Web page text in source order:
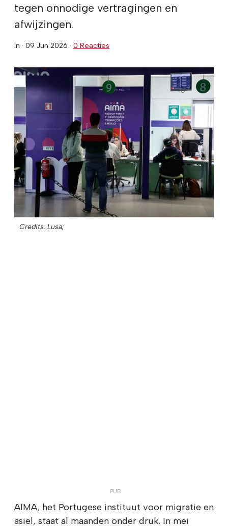
tegen onnodige vertragingen en
afwijzingen.
in · 09 Jun 2026 · 0 Reacties
Credits: Lusa;
AIMA, het Portugese instituut voor migratie en
asiel, staat al maanden onder druk. In mei